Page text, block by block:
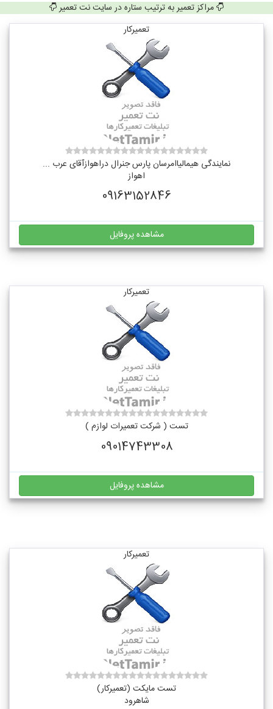
مراکز تعمیر به ترتیب ستاره در سایت نت تعمیر
تعمیرکار
نمایندگی هیمالیاامرسان پارس جنرال دراهوازآقای عرب ...
اهواز
09163152846
مشاهده پروفایل
تعمیرکار
تست ( شرکت تعمیرات لوازم )
09014743308
مشاهده پروفایل
تعمیرکار
تست مایکت (تعمیرکار)
شاهرود